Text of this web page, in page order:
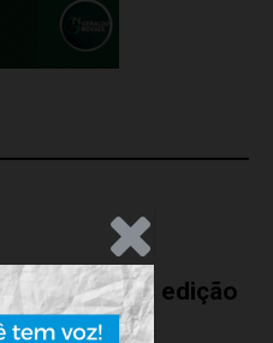
da nova edição